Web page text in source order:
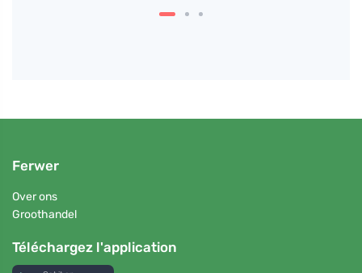
Ferwer
Over ons
Groothandel
Téléchargez l'application